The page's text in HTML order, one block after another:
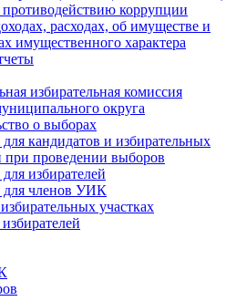
коррупции
расходах, об имуществе и
имущественного характера
избирательная комиссия
округа
о выборах
кандидатов и избирательных
при проведении выборов
избирателей
членов УИК
участках